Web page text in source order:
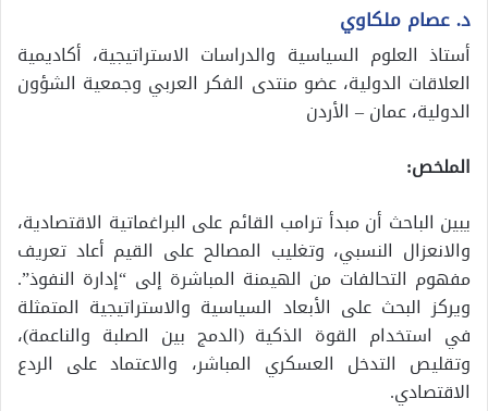
د. عصام ملكاوي
أستاذ العلوم السياسية والدراسات الاستراتيجية، أكاديمية
العلاقات الدولية، عضو منتدى الفكر العربي وجمعية الشؤون
الدولية، عمان – الأردن
الملخص:
يبين الباحث أن مبدأ ترامب القائم على البراغماتية الاقتصادية،
والانعزال النسبي، وتغليب المصالح على القيم أعاد تعريف
مفهوم التحالفات من الهيمنة المباشرة إلى “إدارة النفوذ”.
ويركز البحث على الأبعاد السياسية والاستراتيجية المتمثلة
في استخدام القوة الذكية (الدمج بين الصلبة والناعمة)،
وتقليص التدخل العسكري المباشر، والاعتماد على الردع
الاقتصادي.